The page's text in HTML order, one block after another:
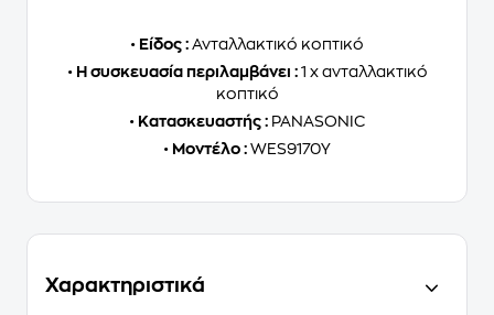
• Είδος : Ανταλλακτικό κοπτικό
•Η συσκευασία περιλαμβάνει :1 x ανταλλακτικό
κοπτικό
• Κατασκευαστής : PANASONIC
• Μοντέλο : WES9170Y
Χαρακτηριστικά